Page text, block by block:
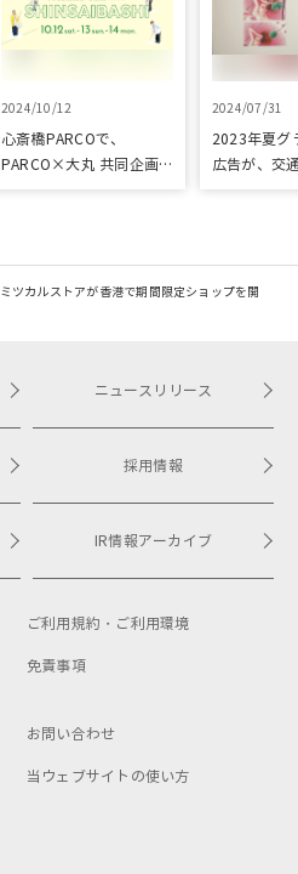
2024/10/12
心斎橋PARCOで、
PARCO×大丸 共同企画
開催！
2024/07/31
2023年夏グ
広告が、交
ミツカルストアが香港で期間限定ショップを開
ニュースリリース
採用情報
IR情報アーカイブ
ご利用規約・ ご利用環境
免責事項
お問い合わせ
当ウェブサイトの使い方